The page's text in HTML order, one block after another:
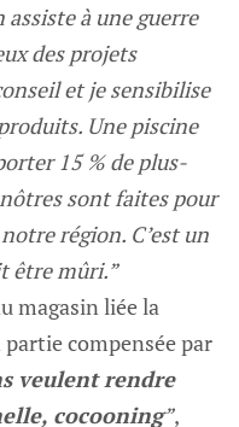
à une guerre
des projets
et je sensibilise
Une piscine
15 % de plus-
sont faites pour
région. C’est un
être mûri.”
magasin liée la
compensée par
veulent rendre
cocooning”,